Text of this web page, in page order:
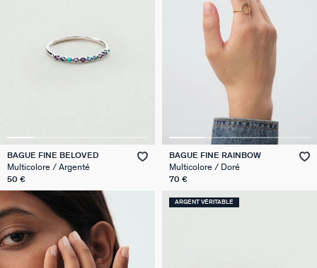
BAGUE FINE BELOVED
Multicolore / Argenté
50 €
BAGUE FINE RAINBOW
Multicolore / Doré
70 €
ARGENT VÉRITABLE